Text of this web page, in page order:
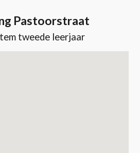
Pastoorstraat
tweede leerjaar